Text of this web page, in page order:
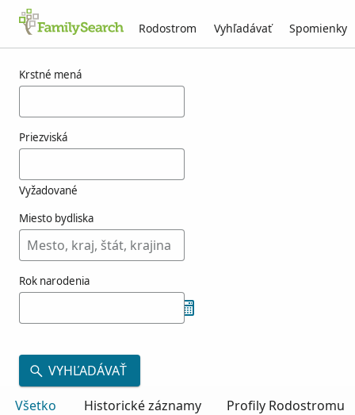
Rodostrom Vyhľadávať Spomienky
Krstné mená
Priezviská
Vyžadované
Miesto bydliska
Rok narodenia
VYHĽADÁVAŤ
Všetko
Historické záznamy Profily Rodostromu